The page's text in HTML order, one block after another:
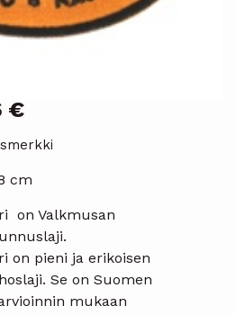
€
cm
on Valkmusan
on pieni ja erikoisen
Se on Suomen
mukaan